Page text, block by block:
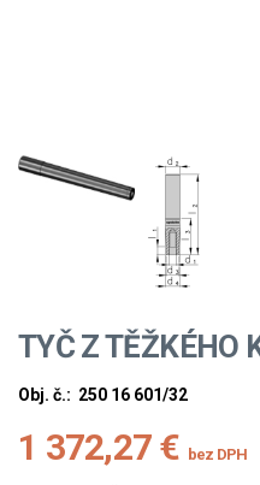
TYČ Z TĚŽKÉHO
Obj. č.: 250 16 601/32
1 372,27 € bez DPH